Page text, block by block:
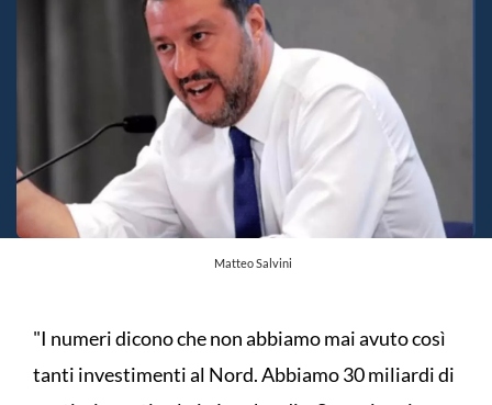
Matteo Salvini
"I numeri dicono che non abbiamo mai avuto così
tanti investimenti al Nord. Abbiamo 30 miliardi di